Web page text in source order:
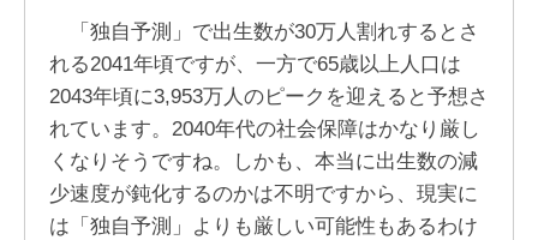
「独自予測」で出生数が30万人割れするとさ
れる2041年頃ですが、一方で65歳以上人口は
2043年頃に3,953万人のピークを迎えると予想さ
れています。2040年代の社会保障はかなり厳し
くなりそうですね。しかも、本当に出生数の減
少速度が鈍化するのかは不明ですから、現実に
は「独自予測」よりも厳しい可能性もあるわけ